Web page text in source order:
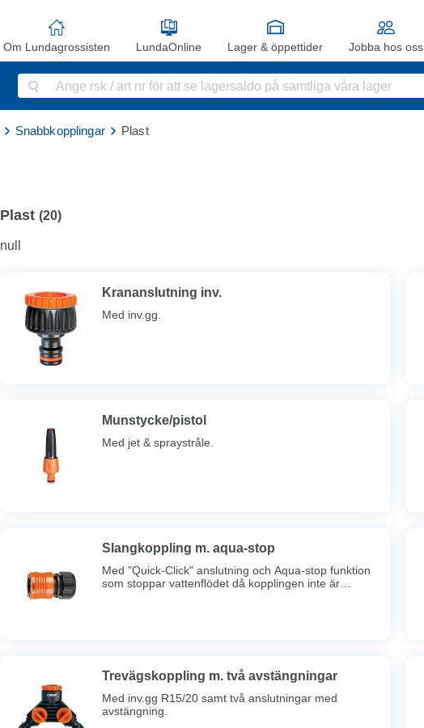
Om Lundagrossisten LundaOnline Lager & öppettider Jobba hos oss
Snabbkopplingar Plast
Plast (20)
null
Krananslutning inv.
Med inv.gg.
Munstycke/pistol
Med jet & spraystråle.
Slangkoppling m. aqua-stop
Med "Quick-Click" anslutning och Aqua-stop funktion
som stoppar vattenflödet då kopplingen inte är
Trevägskoppling m. två avstängningar
Med inv.gg R15/20 samt två anslutningar med
avstängning.